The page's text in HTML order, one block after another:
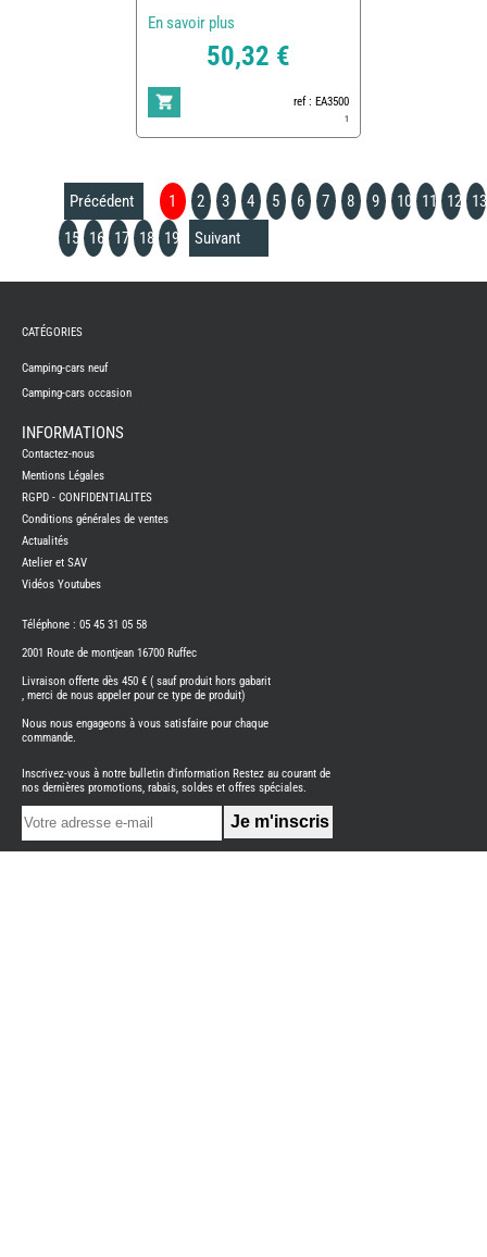
En savoir plus
50,32 €
ref : EA3500
1
Précédent 1 2 3 4 5 6 7 8 9 10 11 12
13
15
16 17 18 19 Suivant
CAMPING-
NEUFS
CAMPING-
CAMPING-
BENIMAR
CAMPING-
CARADO
CAMPING-
ITINEO
CAMPING-
OCCASION
CARADO
NEUFS
FOURGON
BENIMAR
FOURGON
CATÉGORIES
Camping-cars neuf
Camping-cars occasion
INFORMATIONS
Contactez-nous
Mentions Légales
RGPD - CONFIDENTIALITES
Conditions générales de ventes
Actualités
Atelier et SAV
Vidéos Youtubes
Téléphone : 05 45 31 05 58
2001 Route de montjean 16700 Ruffec
Livraison offerte dès 450 € ( sauf produit hors gabarit
, merci de nous appeler pour ce type de produit)
Nous nous engageons à vous satisfaire pour chaque
commande.
Inscrivez-vous à notre bulletin d'information Restez au courant de
nos dernières promotions, rabais, soldes et offres spéciales.